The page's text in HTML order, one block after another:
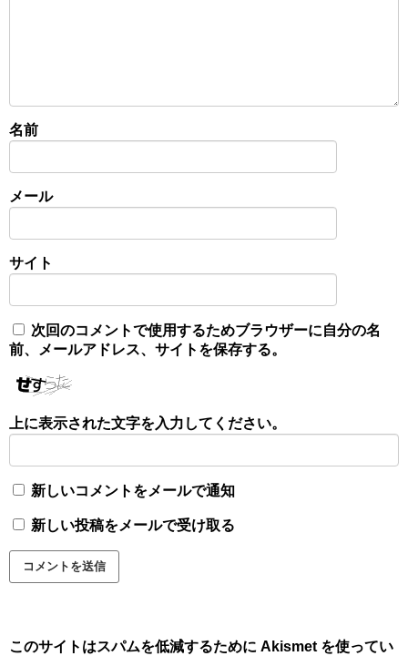
名前
メール
サイト
次回のコメントで使用するためブラウザーに自分の名
前、メールアドレス、サイトを保存する。
上に表示された文字を入力してください。
新しいコメントをメールで通知
新しい投稿をメールで受け取る
このサイトはスパムを低減するために Akismet を使ってい